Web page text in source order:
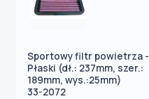
Sportowy filtr powietrza -
Płaski (dł.: 237mm, szer.:
189mm, wys.:25mm)
33-2072